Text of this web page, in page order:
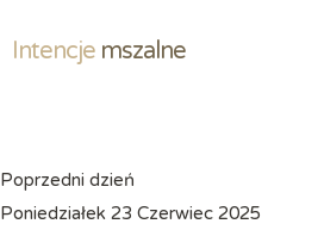
Intencje mszalne
Poprzedni dzień
Poniedziałek 23 Czerwiec 2025